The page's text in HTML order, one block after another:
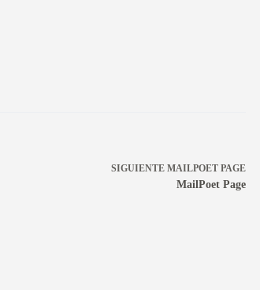
SIGUIENTE MAILPOET PAGE
MailPoet Page